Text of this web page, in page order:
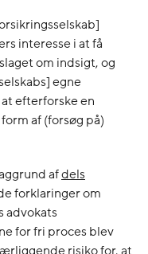
interesse i at få
om indsigt, og
egne
efterforske en
af (forsøg på)
afdels
forklaringer om
advokats
for fri proces blev